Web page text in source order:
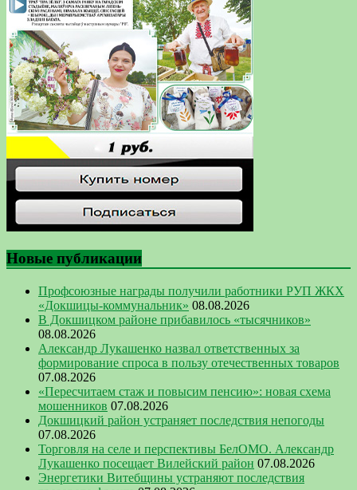
Новые публикации
Профсоюзные награды получили работники РУП ЖКХ
«Докшицы-коммунальник» 08.08.2026
В Докшицком районе прибавилось «тысячников»
08.08.2026
Александр Лукашенко назвал ответственных за
формирование спроса в пользу отечественных товаров
07.08.2026
«Пересчитаем стаж и повысим пенсию»: новая схема
мошенников 07.08.2026
Докшицкий район устраняет последствия непогоды
07.08.2026
Торговля на селе и перспективы БелОМО. Александр
Лукашенко посещает Вилейский район 07.08.2026
Энергетики Витебщины устраняют последствия